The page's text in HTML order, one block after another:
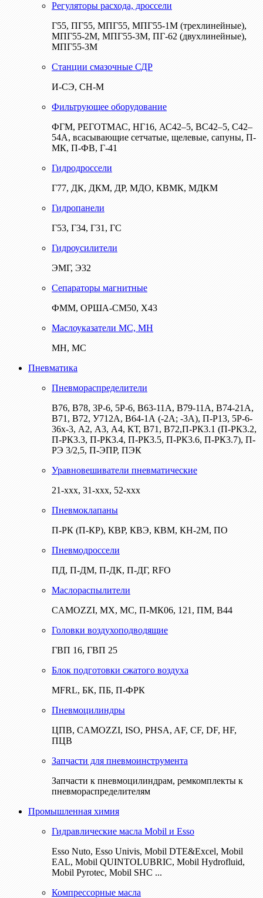
Регуляторы расхода, дроссели
Г55, ПГ55, МПГ55, МПГ55-1М (трехлинейные),
МПГ55-2М, МПГ55-3М, ПГ-62 (двухлинейные),
МПГ55-3М
Станции смазочные СДР
И-СЭ, СН-М
Фильтрующее оборудование
ФГМ, РЕГОТМАС, НГ16, АС42–5, ВС42–5, С42–
54А, всасывающие сетчатые, щелевые, сапуны, П-
МК, П-ФВ, Г-41
Гидродроссели
Г77, ДК, ДКМ, ДР, МДО, КВМК, МДКМ
Гидропанели
Г53, Г34, Г31, ГС
Гидроусилители
ЭМГ, Э32
Сепараторы магнитные
ФММ, ОРША-СМ50, Х43
Маслоуказатели МС, МН
МН, МС
Пневматика
Пневмораспределители
В76, В78, 3Р-6, 5Р-6, В63-11А, В79-11А, В74-21А,
В71, В72, У712А, В64-1А (-2А; -3А), П-Р13, 5Р-6-
36х-3, А2, А3, А4, КТ, В71, В72,П-РК3.1 (П-РК3.2,
П-РК3.3, П-РК3.4, П-РК3.5, П-РК3.6, П-РК3.7), П-
РЭ 3/2,5, П-ЭПР, ПЭК
Уравновешиватели пневматические
21-ххх, 31-ххх, 52-ххх
Пневмоклапаны
П-РК (П-КР), КВР, КВЭ, КВМ, КН-2М, ПО
Пневмодроссели
ПД, П-ДМ, П-ДК, П-ДГ, RFO
Маслораспылители
CAMOZZI, МХ, МС, П-МК06, 121, ПМ, В44
Головки воздухоподводящие
ГВП 16, ГВП 25
Блок подготовки сжатого воздуха
MFRL, БК, ПБ, П-ФРК
Пневмоцилиндры
ЦПВ, CAMOZZI, ISO, PHSA, AF, CF, DF, HF,
ПЦВ
Запчасти для пневмоинструмента
Запчасти к пневмоцилиндрам, ремкомплекты к
пневмораспределителям
Промышленная химия
Гидравлические масла Mobil и Esso
Esso Nuto, Esso Univis, Mobil DTE&Excel, Mobil
EAL, Mobil QUINTOLUBRIC, Mobil Hydrofluid,
Mobil Pyrotec, Mobil SHC ...
Компрессорные масла